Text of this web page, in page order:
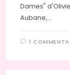
Dames"
Aubane,…
1